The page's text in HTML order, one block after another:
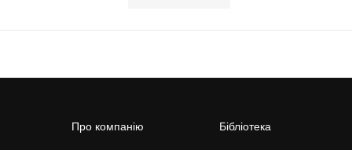
Про компанію Бібліотека